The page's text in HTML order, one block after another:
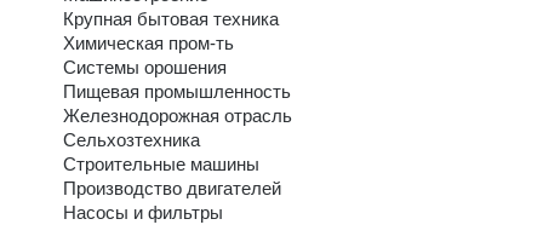
Крупная бытовая техника
Химическая пром-ть
Системы орошения
Пищевая промышленность
Железнодорожная отрасль
Сельхозтехника
Строительные машины
Производство двигателей
Насосы и фильтры